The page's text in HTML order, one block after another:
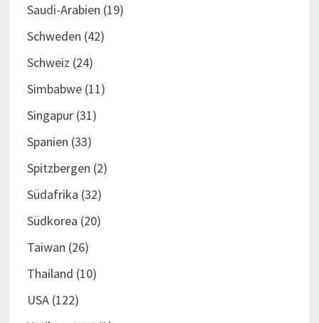
Saudi-Arabien (19)
Schweden (42)
Schweiz (24)
Simbabwe(11)
Singapur(31)
Spanien (33)
Spitzbergen (2)
Südafrika (32)
Südkorea (20)
Taiwan (26)
Thailand (10)
USA(122)